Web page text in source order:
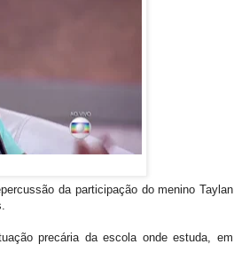
da participação do menino Taylan
precária da escola onde estuda, em